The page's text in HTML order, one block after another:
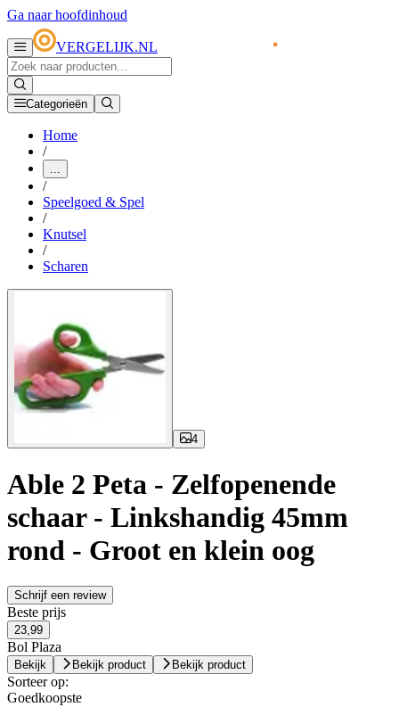
Ga naar hoofdinhoud
VERGELIJK.NL
Categorieën
Home
/
...
/
Speelgoed & Spel
/
Knutsel
/
Scharen
4
Able 2 Peta - Zelfopenende
schaar - Linkshandig 45mm
rond - Groot en klein oog
Schrijf een review
Beste prijs
23,99
Bol Plaza
Bekijk Bekijk product Bekijk product
Sorteer op:
Goedkoopste